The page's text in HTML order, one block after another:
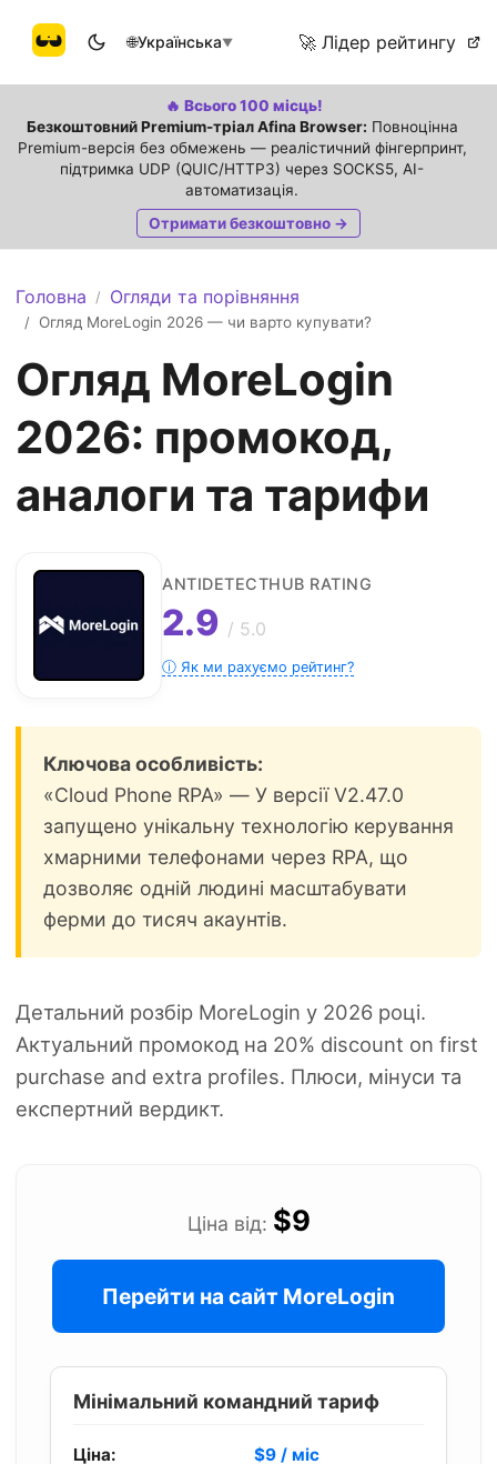
🌐Українська▼ 🚀 Лідер рейтингу
🔥 Всього 100 місць!
Безкоштовний Premium-тріал Afina Browser: Повноцінна
Premium-версія без обмежень — реалістичний фінгерпринт,
підтримка UDP (QUIC/HTTP3) через SOCKS5, AI-
автоматизація.
Отримати безкоштовно →
Головна / Огляди та порівняння
/ Огляд MoreLogin 2026 — чи варто купувати?
Огляд MoreLogin
2026: промокод,
аналоги та тарифи
ANTIDETECTHUB RATING
2.9 / 5.0
ⓘ Як ми рахуємо рейтинг?
Ключова особливість:
«Cloud Phone RPA» — У версії V2.47.0
запущено унікальну технологію керування
хмарними телефонами через RPA, що
дозволяє одній людині масштабувати
ферми до тисяч акаунтів.
Детальний розбір MoreLogin у 2026 році.
Актуальний промокод на 20% discount on first
purchase and extra profiles. Плюси, мінуси та
експертний вердикт.
Ціна від: $9
Перейти на сайт MoreLogin
Мінімальний командний тариф
Ціна:
$9 / міс